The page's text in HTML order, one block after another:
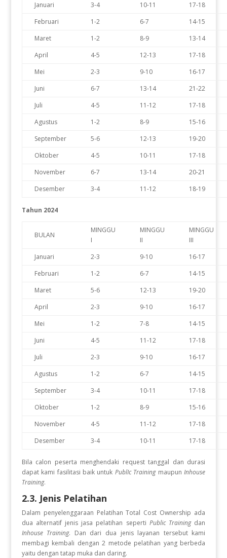
Januari
3-4 10-11
17-18
Februari
1-2 6-7
14-15
Maret
1-2 8-9
13-14
April
4-5 12-13
17-18
Mei
2-3 9-10
16-17
Juni
6-7 13-14
21-22
Juli
4-5 11-12
17-18
Agustus
1-2 8-9
15-16
September
5-6 12-13
19-20
Oktober
4-5 10-11
17-18
November
6-7 13-14
20-21
Desember
3-4 11-12 18-19
Tahun 2024
BULAN
MINGGU
I
MINGGU
II
MINGGU
III
Januari
2-3 9-10
16-17
Februari
1-2 6-7
14-15
Maret
5-6 12-13
19-20
April
2-3 9-10
16-17
Mei
1-2 7-8
14-15
Juni
4-5 11-12
17-18
Juli
2-3 9-10
16-17
Agustus
1-2 6-7
14-15
September
3-4 10-11
17-18
Oktober
1-2 8-9
15-16
November
4-5 11-12
17-18
Desember
3-4 10-11 17-18
Bila calon peserta menghendaki request tanggal dan durasi
dapat kami fasilitasi baik untuk PublIc TrainingmaupunInhouse
Training.
2.3. Jenis Pelatihan
Dalam penyelenggaraan Pelatihan Total Cost Ownership ada
dua alternatif jenis jasa pelatihan seperti Public Trainingdan
Inhouse Training. Dan dari dua jenis layanan tersebut kami
membagi kembali dengan 2 metode pelatihan yang berbeda
yaitu dengan tatap muka dan daring.